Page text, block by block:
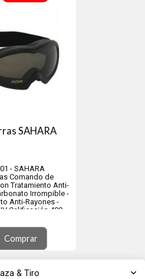
& Tiro
SAHARA
- SAHARA
Comando de
Tratamiento Anti-
Irrompible -
Anti-Rayones -
Calificación 400 -
Comprar